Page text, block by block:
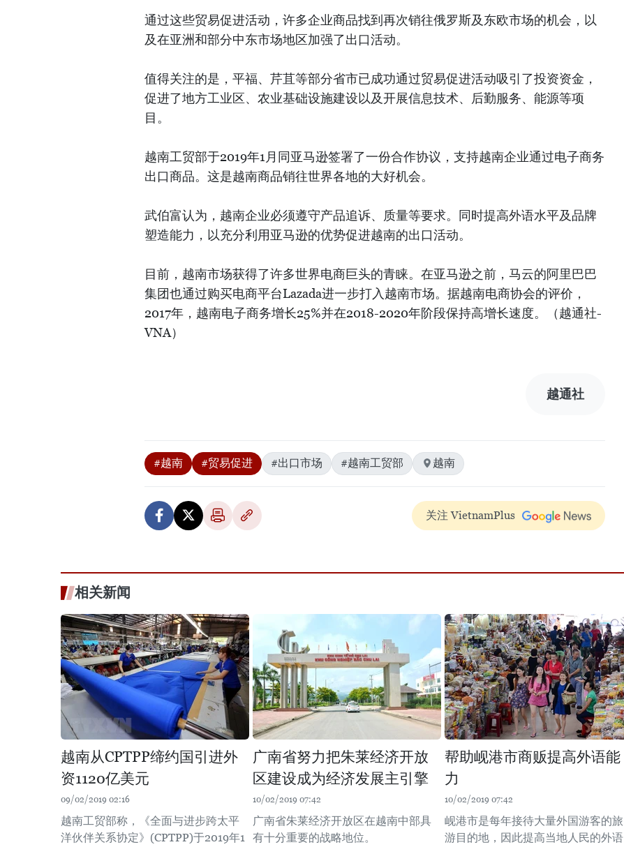
通过这些贸易促进活动，许多企业商品找到再次销往俄罗斯及东欧市场的机会，以
及在亚洲和部分中东市场地区加强了出口活动。
值得关注的是，平福、芹苴等部分省市已成功通过贸易促进活动吸引了投资资金，
促进了地方工业区、农业基础设施建设以及开展信息技术、后勤服务、能源等项
目。
越南工贸部于2019年1月同亚马逊签署了一份合作协议，支持越南企业通过电子商务
出口商品。这是越南商品销往世界各地的大好机会。
武伯富认为，越南企业必须遵守产品追诉、质量等要求。同时提高外语水平及品牌
塑造能力，以充分利用亚马逊的优势促进越南的出口活动。
目前，越南市场获得了许多世界电商巨头的青睐。在亚马逊之前，马云的阿里巴巴
集团也通过购买电商平台Lazada进一步打入越南市场。据越南电商协会的评价，
2017年，越南电子商务增长25%并在2018-2020年阶段保持高增长速度。（越通社-
VNA）
越通社
#越南 #贸易促进 #出口市场 #越南工贸部 越南
关注 VietnamPlus
相关新闻
越南从CPTPP缔约国引进外
资1120亿美元
09/02/2019 02:16
越南工贸部称，《全面与进步跨太平
洋伙伴关系协定》(CPTPP)于2019年1
广南省努力把朱莱经济开放
区建设成为经济发展主引擎
10/02/2019 07:42
广南省朱莱经济开放区在越南中部具
有十分重要的战略地位。
帮助岘港市商贩提高外语能
力
10/02/2019 07:42
岘港市是每年接待大量外国游客的旅
游目的地，因此提高当地人民的外语